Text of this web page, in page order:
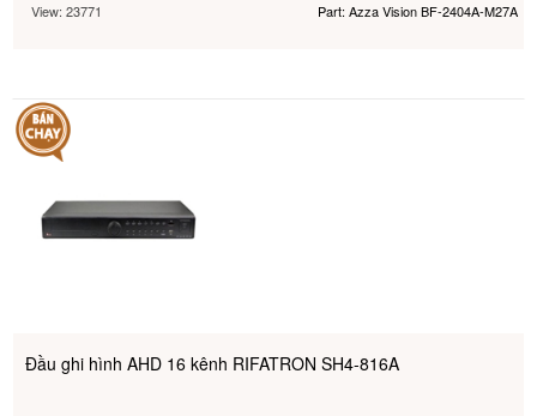
View: 23771 Part: Azza Vision BF-2404A-M27A
Đầu ghi hình AHD 16 kênh RIFATRON SH4-816A